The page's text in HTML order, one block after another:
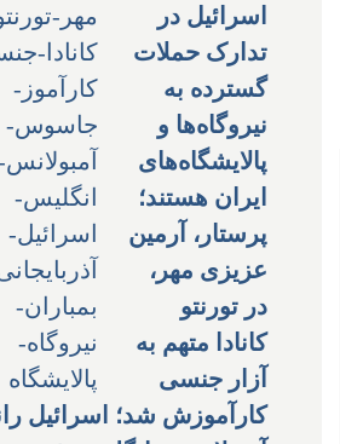
اسرائیل در
تدارک حملات
گسترده به
نیروگاه‌ها و
پالایشگاه‌های
ایران هستند؛
پرستار، آرمین
عزیزی مهر،
در تورنتو
کانادا متهم به
آزار جنسی
کارآموزش شد؛ اسرائیل